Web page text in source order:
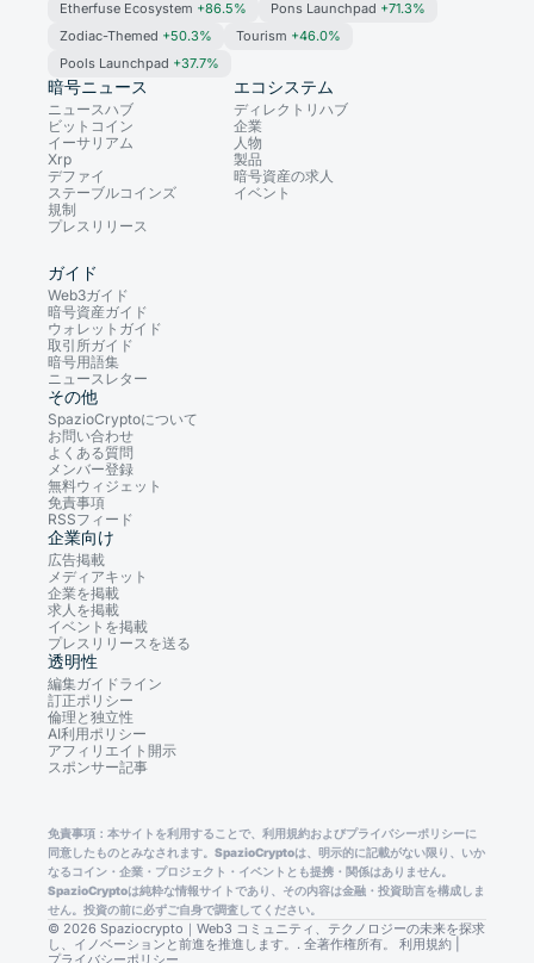
Etherfuse Ecosystem +86.5% Pons Launchpad +71.3%
Zodiac-Themed +50.3% Tourism +46.0%
Pools Launchpad +37.7%
暗号ニュース
ニュースハブ
ビットコイン
イーサリアム
Xrp
デファイ
ステーブルコインズ
規制
プレスリリース
エコシステム
ディレクトリハブ
企業
人物
製品
暗号資産の求人
イベント
ガイド
Web3ガイド
暗号資産ガイド
ウォレットガイド
取引所ガイド
暗号用語集
ニュースレター
その他
SpazioCryptoについて
お問い合わせ
よくある質問
メンバー登録
無料ウィジェット
免責事項
RSSフィード
企業向け
広告掲載
メディアキット
企業を掲載
求人を掲載
イベントを掲載
プレスリリースを送る
透明性
編集ガイドライン
訂正ポリシー
倫理と独立性
AI利用ポリシー
アフィリエイト開示
スポンサー記事
免責事項：本サイトを利用することで、利用規約およびプライバシーポリシーに
同意したものとみなされます。SpazioCryptoは、明示的に記載がない限り、いか
なるコイン・企業・プロジェクト・イベントとも提携・関係はありません。
SpazioCryptoは純粋な情報サイトであり、その内容は金融・投資助言を構成しま
せん。投資の前に必ずご自身で調査してください。
© 2026 Spaziocrypto｜Web3 コミュニティ、テクノロジーの未来を探求
し、イノベーションと前進を推進します。. 全著作権所有。 利用規約
プライバシーポリシー